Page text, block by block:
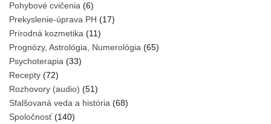
Pohybové cvičenia (6)
Prekyslenie-úprava PH (17)
Prírodná kozmetika (11)
Prognózy, Astrológia, Numerológia (65)
Psychoterapia (33)
Recepty (72)
Rozhovory (audio) (51)
Sfalšovaná veda a história (68)
Spoločnosť(140)